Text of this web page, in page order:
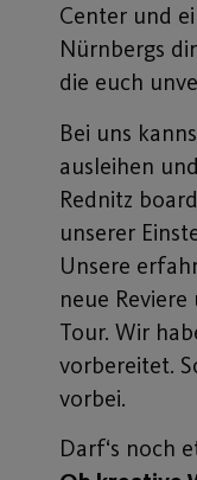
Center und
Nürnbergs
die euch
Bei uns
ausleihen
Rednitz
unserer
Unsere
neue
Tour. Wir
vorbereitet.
vorbei.
Darf‘s noch